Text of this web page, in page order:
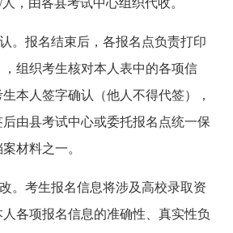
人，由各县考试中心组织代收。
认。报名结束后，各报名点负责打印
组织考生核对本人表中的各项信
本人签字确认（他人不得代签），
后由县考试中心或委托报名点统一保
材料之一。
改。考生报名信息将涉及高校录取资
各项报名信息的准确性、真实性负